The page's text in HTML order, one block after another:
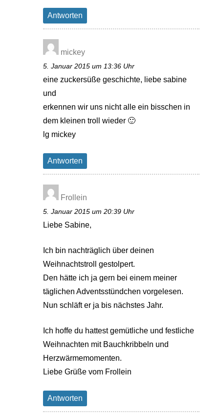
Antworten
mickey
5. Januar 2015 um 13:36 Uhr
eine zuckersüße geschichte, liebe sabine
und
erkennen wir uns nicht alle ein bisschen in
dem kleinen troll wieder 🙂
lg mickey
Antworten
Frollein
5. Januar 2015 um 20:39 Uhr
Liebe Sabine,
Ich bin nachträglich über deinen
Weihnachtstroll gestolpert.
Den hätte ich ja gern bei einem meiner
täglichen Adventsstündchen vorgelesen.
Nun schläft er ja bis nächstes Jahr.
Ich hoffe du hattest gemütliche und festliche
Weihnachten mit Bauchkribbeln und
Herzwärmemomenten.
Liebe Grüße vom Frollein
Antworten